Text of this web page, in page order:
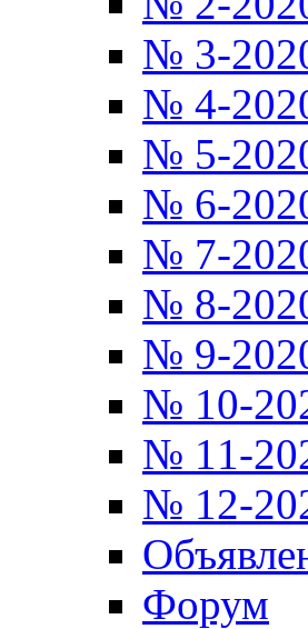
№ 3-
№ 4-
№ 5-
№ 6-
№ 7-
№ 8-
№ 9-
№ 10-
№ 11-
№ 12-
Форум